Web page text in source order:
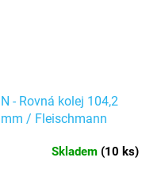
N - Rovná kolej 104,2
mm / Fleischmann
Skladem (10 ks)